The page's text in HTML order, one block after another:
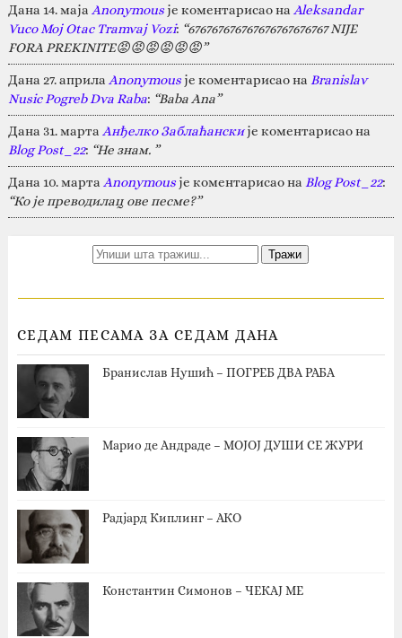
Дана 14. маја Anonymousје коментарисао на Aleksandar
Vuco Moj Otac Tramvaj Vozi: “676767676767676767676767 NIJE
FORA PREKINITE😡😡😡😡😡😡”
Дана 27. априла Anonymousје коментарисао на Branislav
Nusic Pogreb Dva Raba: “Baba Ana”
Дана 31. марта Анђелко Заблаћанскије коментарисао на
Blog Post_22: “Не знам. ”
Дана 10. марта Anonymousје коментарисао на Blog Post_22:
“Ко је преводилац ове песме?”
СЕДАМ ПЕСАМА ЗА СЕДАМ ДАНА
Бранислав Нушић – ПОГРЕБ ДВА РАБА
Марио де Андраде – МОЈОЈ ДУШИ СЕ ЖУРИ
Радјард Киплинг – АКО
Константин Симонов – ЧЕКАЈ МЕ